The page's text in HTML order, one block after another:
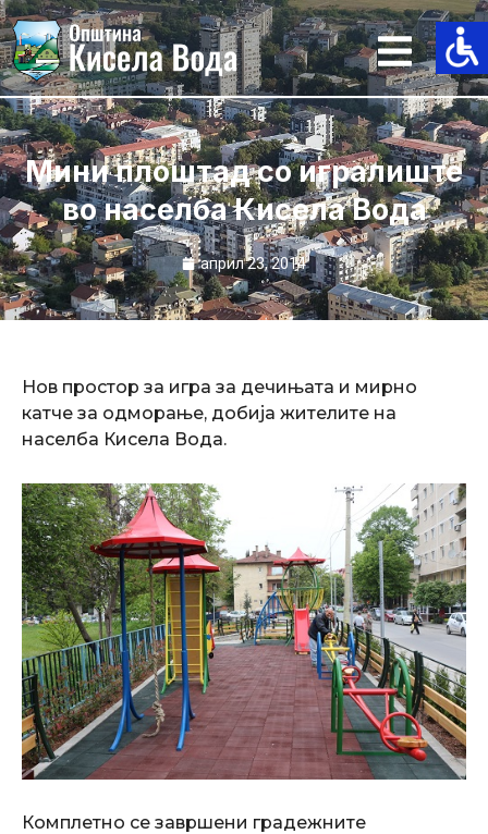
Skip
to
content
Мини плоштад со игралиште
во населба Кисела Вода
април 23, 2014
Нов простор за игра за дечињата и мирно
катче за одморање, добија жителите на
населба Кисела Вода.
Комплетно се завршени градежните